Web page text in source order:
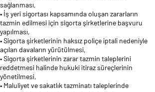
sağlanması,
• İş yeri sigortası kapsamında oluşan zararların
tazmin edilmesi için sigorta şirketlerine başvuru
yapılması,
• Sigorta şirketlerinin haksız poliçe iptali nedeniyle
açılan davaların yürütülmesi,
• Sigorta şirketlerinin zarar tazmin taleplerini
reddetmesi halinde hukuki itiraz süreçlerinin
yönetilmesi,
• Maluliyet ve sakatlık tazminatı taleplerinde